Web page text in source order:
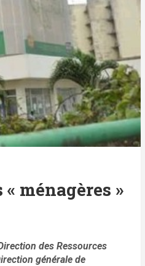
ménagères »
des Ressources
générale de